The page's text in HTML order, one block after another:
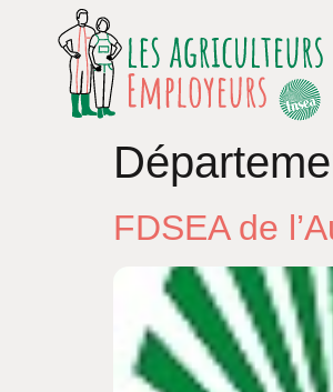
FDSEA de